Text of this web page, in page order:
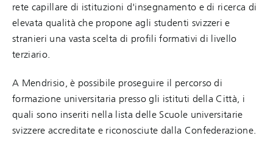
rete capillare di istituzioni d'insegnamento e di ricerca di
elevata qualità che propone agli studenti svizzeri e
stranieri una vasta scelta di profili formativi di livello
terziario.
A Mendrisio, è possibile proseguire il percorso di
formazione universitaria presso gli istituti della Città, i
quali sono inseriti nella lista delle Scuole universitarie
svizzere accreditate e riconosciute dalla Confederazione.